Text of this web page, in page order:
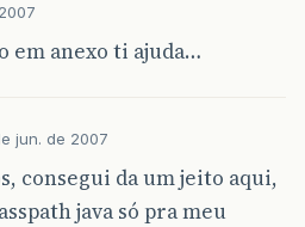
em anexo ti ajuda…
jun. de 2007
consegui da um jeito aqui,
java só pra meu